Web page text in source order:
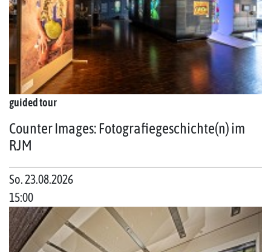
guided tour
Counter Images: Fotografiegeschichte(n) im
RJM
So. 23.08.2026
15:00